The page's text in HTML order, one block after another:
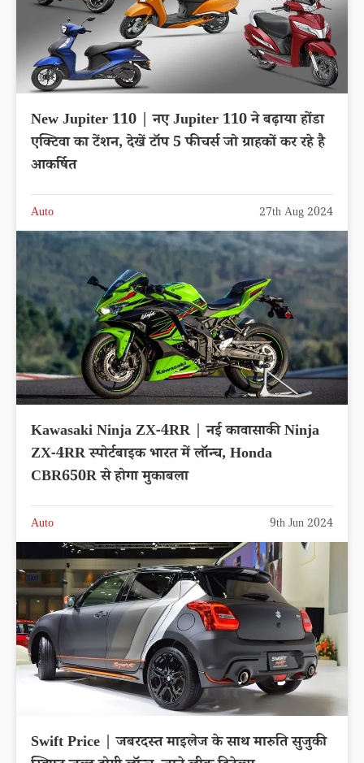
New Jupiter 110 | नए Jupiter 110 ने बढ़ाया होंडा
एक्टिवा का टेंशन, देखें टॉप 5 फीचर्स जो ग्राहकों कर रहे है
आकर्षित
Auto 27th Aug 2024
Kawasaki Ninja ZX-4RR | नई कावासाकी Ninja
ZX-4RR स्पोर्टबाइक भारत में लॉन्च, Honda
CBR650R से होगा मुकाबला
Auto 9th Jun 2024
Swift Price | जबरदस्त माइलेज के साथ मारुति सुजुकी